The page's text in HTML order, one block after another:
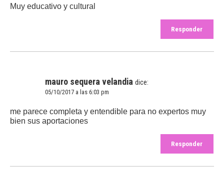
Muy educativo y cultural
Responder
mauro sequera velandia dice:
05/10/2017 a las 6:03 pm
me parece completa y entendible para no expertos muy
bien sus aportaciones
Responder